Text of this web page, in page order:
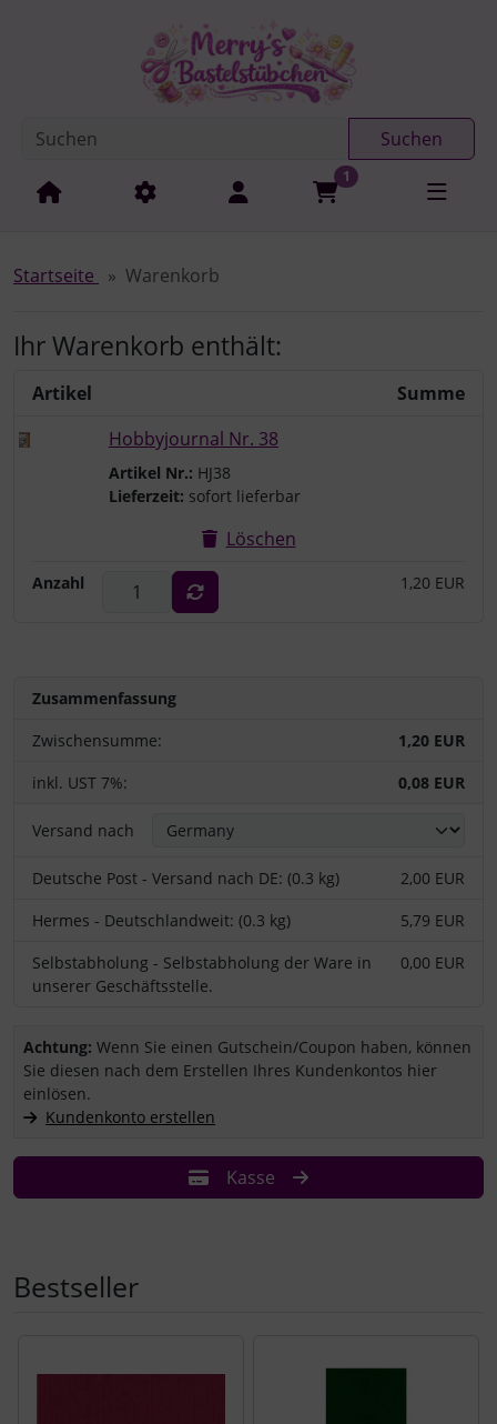
Springe zur Navigation
Suchen
1
Startseite Warenkorb
Ihr Warenkorb enthält:
Artikel
Summe
Hobbyjournal Nr. 38
Artikel Nr.: HJ38
Lieferzeit: sofort lieferbar
Löschen
Anzahl 1,20 EUR
Zusammenfassung
Zwischensumme:
1,20 EUR
inkl. UST 7%:
0,08 EUR
Versand nach
Deutsche Post - Versand nach DE: (0.3 kg)
2,00 EUR
Hermes - Deutschlandweit: (0.3 kg)
5,79 EUR
Selbstabholung - Selbstabholung der Ware in
unserer Geschäftsstelle.
0,00 EUR
Sie haben einen Coupon/Gutschein und wollen ihn einlösen?
Achtung: Wenn Sie einen Gutschein/Coupon haben, können
Sie diesen nach dem Erstellen Ihres Kundenkontos hier
einlösen.
Kundenkonto erstellen
Kasse
Bestseller